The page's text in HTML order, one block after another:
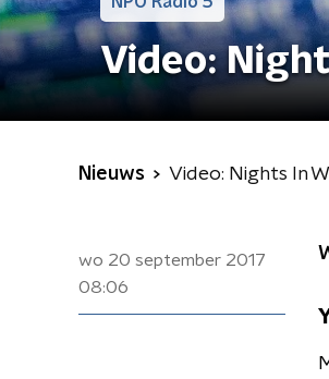
Video:
Nieuws Video: Nights In
wo 20 september 2017
08:06